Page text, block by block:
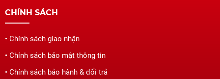
CHÍNH SÁCH
• Chính sách giao nhận
• Chính sách bảo mật thông tin
• Chính sách bảo hành & đổi trả